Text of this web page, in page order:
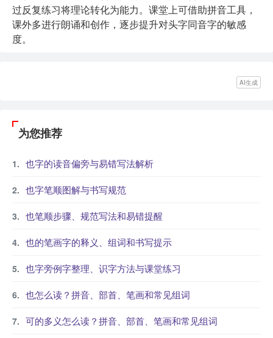
过反复练习将理论转化为能力。课堂上可借助拼音工具，
课外多进行朗诵和创作，逐步提升对头字同音字的敏感
度。
AI生成
为您推荐
也字的读音偏旁与易错写法解析
也字笔顺图解与书写规范
也笔顺步骤、规范写法和易错提醒
也的笔画字的释义、组词和书写提示
也字旁例字整理、识字方法与课堂练习
也怎么读？拼音、部首、笔画和常见组词
可的多义怎么读？拼音、部首、笔画和常见组词